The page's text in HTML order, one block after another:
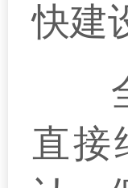
快建
全
直接